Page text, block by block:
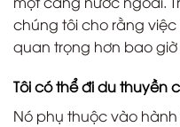
chúng tôi cho rằng
quan trọng hơn bao giờ
Tôi có thể đi du thuyền
Nó phụ thuộc vào